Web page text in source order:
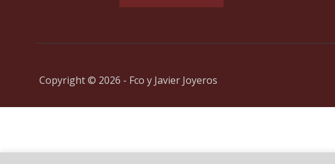
Copyright © 2026 - Fco y Javier Joyeros